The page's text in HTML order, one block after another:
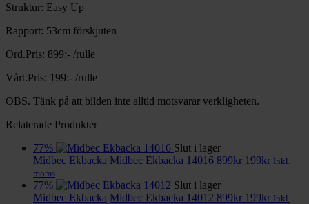
Struktur: Easy Up
Rapport: 53cm förskjuten
Ord.Pris: 899:- /rulle
Vårt.Pris: 199:- /rulle
OBS. Tänk på att bilden inte alltid motsvarar verkligheten.
Relaterade Produkter
77%
Slut i lager
Midbec Ekbacka Midbec Ekbacka 14016 899kr Det
var:
199krDet
är:
Inkl.
moms
77%
Slut i lager
Midbec Ekbacka Midbec Ekbacka 14012 899kr Det
199krDet
Inkl.